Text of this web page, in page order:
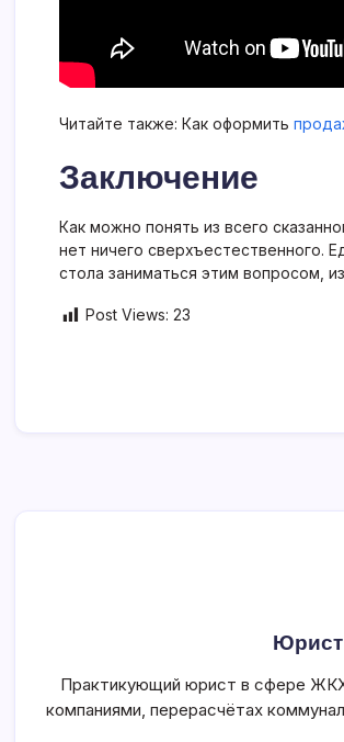
Читайте также: Как оформить
Заключение
Как можно понять из всего
нет ничего сверхъестественного.
стола заниматься этим вопросом,
Post Views: 23
Практикующий юрист в сфере ЖКХ
компаниями, перерасчётах